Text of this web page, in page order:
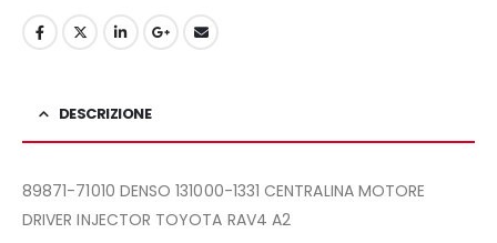
DESCRIZIONE
89871-71010 DENSO 131000-1331 CENTRALINA MOTORE
DRIVER INJECTOR TOYOTA RAV4 A2